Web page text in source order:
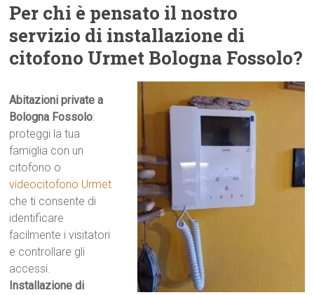
Per chi è pensato il nostro
servizio di installazione di
citofono Urmet Bologna Fossolo?
Abitazioni private a
Bologna Fossolo:
proteggi la tua
famiglia con un
citofono o
videocitofono Urmet
che ti consente di
identificare
facilmente i visitatori
e controllare gli
accessi.
Installazione di